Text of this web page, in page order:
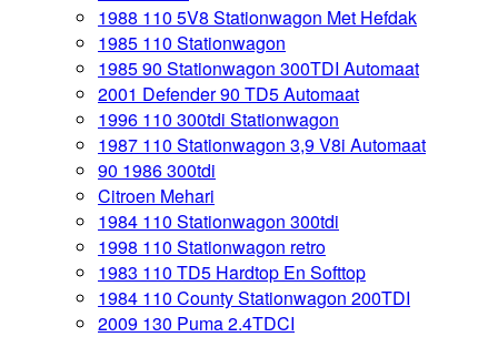
1988 110 5V8 Stationwagon Met Hefdak
1985 110 Stationwagon
1985 90 Stationwagon 300TDI Automaat
2001 Defender 90 TD5 Automaat
1996 110 300tdi Stationwagon
1987 110 Stationwagon 3,9 V8i Automaat
90 1986 300tdi
Citroen Mehari
1984 110 Stationwagon 300tdi
1998 110 Stationwagon retro
1983 110 TD5 Hardtop En Softtop
1984 110 County Stationwagon 200TDI
2009 130 Puma 2.4TDCI